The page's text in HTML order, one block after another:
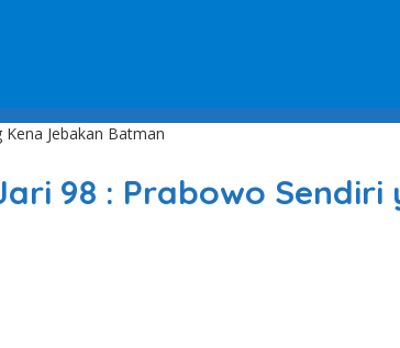
Jebakan Batman
98 : Prabowo